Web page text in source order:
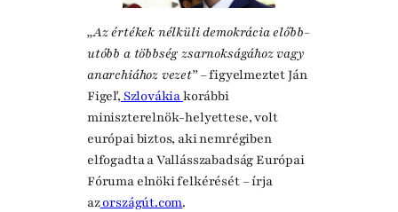
„Az értékek nélküli demokrácia előbb-
utóbb a többség zsarnokságához vagy
anarchiához vezet”– figyelmeztet Ján
Figeľ,Szlovákiakorábbi
miniszterelnök-helyettese, volt
európai biztos, aki nemrégiben
elfogadta a Vallásszabadság Európai
Fóruma elnöki felkérését – írja
azországút.com.